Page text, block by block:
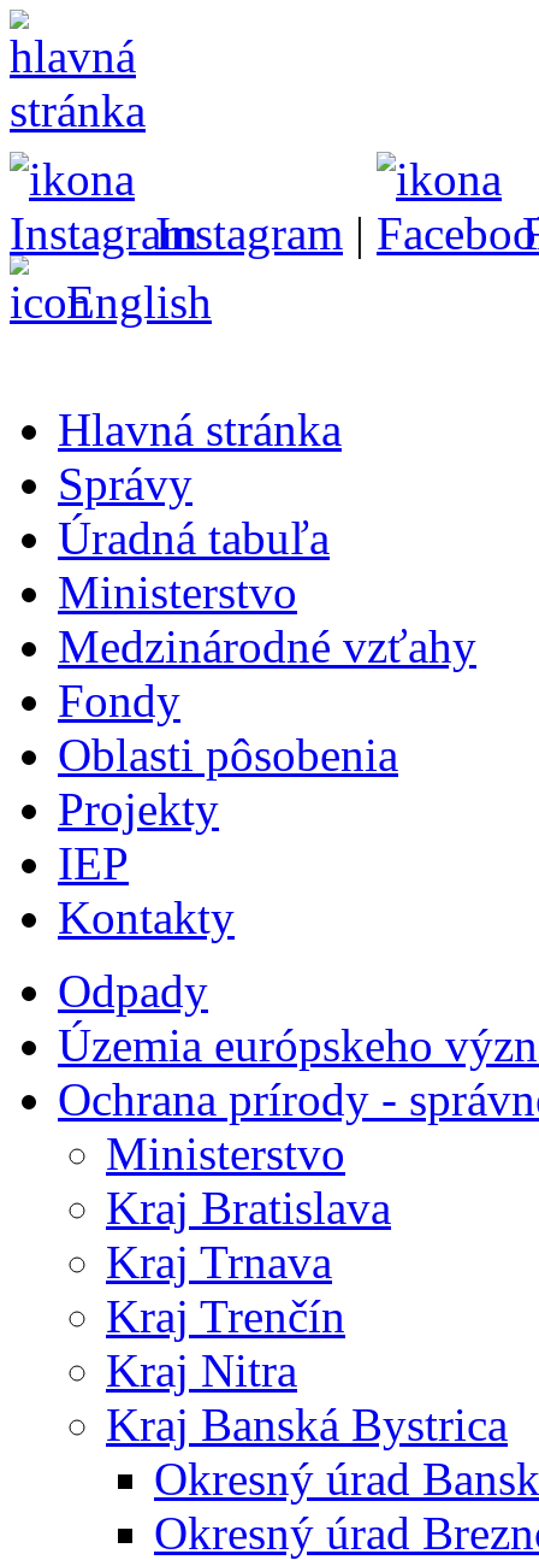
Instagram |
English
Hlavná stránka
Správy
Úradná tabuľa
Ministerstvo
Medzinárodné vzťahy
Fondy
Oblasti pôsobenia
Projekty
IEP
Kontakty
Odpady
Územia európskeho
Ochrana prírody -
Ministerstvo
Kraj Bratislava
Kraj Trnava
Kraj Trenčín
Kraj Nitra
Kraj Banská Bystrica
Okresný úrad
Okresný úrad